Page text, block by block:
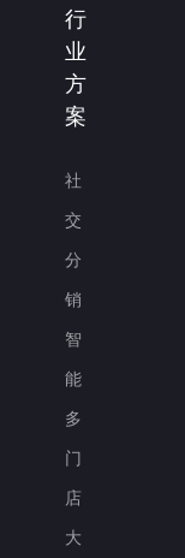
行
业
方
案
社
交
分
销
智
能
多
门
店
大